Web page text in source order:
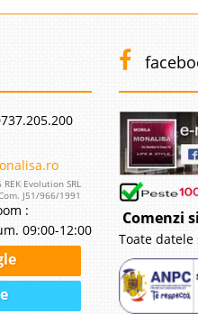
Evolution SRL
J51/966/1991
:
09:00-12:00
Comenzi
Toate